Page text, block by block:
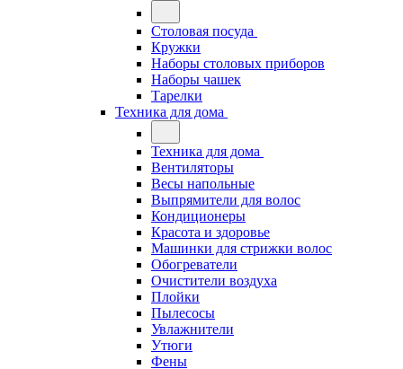
Столовая посуда
Кружки
Наборы столовых приборов
Наборы чашек
Тарелки
Техника для дома
Техника для дома
Вентиляторы
Весы напольные
Выпрямители для волос
Кондиционеры
Красота и здоровье
Машинки для стрижки волос
Обогреватели
Очистители воздуха
Плойки
Пылесосы
Увлажнители
Утюги
Фены